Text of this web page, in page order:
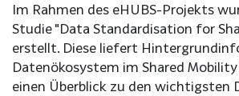
Im Rahmen des eHUBS-Projekts
Studie "Data Standardisation for
erstellt. Diese liefert
Datenökosystem im Shared
einen Überblick zu den wichtigsten